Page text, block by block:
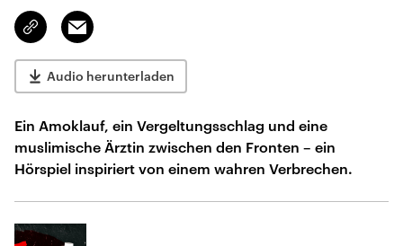
Link
kopieren/teilen
Email
Audio herunterladen
Ein Amoklauf, ein Vergeltungsschlag und eine
muslimische Ärztin zwischen den Fronten – ein
Hörspiel inspiriert von einem wahren Verbrechen.